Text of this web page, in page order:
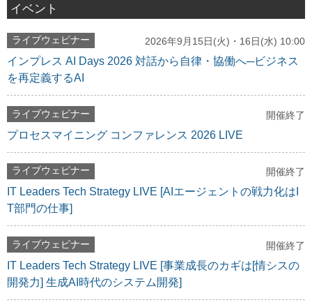
イベント
ライブウェビナー 2026年9月15日(火)・16日(水) 10:00
インプレス AI Days 2026 対話から自律・協働へ─ビジネス
を再定義するAI
ライブウェビナー 開催終了
プロセスマイニング コンファレンス 2026 LIVE
ライブウェビナー 開催終了
IT Leaders Tech Strategy LIVE [AIエージェントの戦力化はI
T部門の仕事]
ライブウェビナー 開催終了
IT Leaders Tech Strategy LIVE [事業成長のカギは[情シスの
開発力] 生成AI時代のシステム開発]